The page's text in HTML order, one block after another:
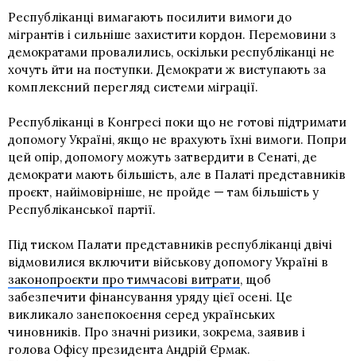
Республіканці вимагають посилити вимоги до
мігрантів і сильніше захистити кордон. Перемовини з
демократами провалились, оскільки республіканці не
хочуть йти на поступки. Демократи ж виступають за
комплексний перегляд системи міграції.
Республіканці в Конгресі поки що не готові підтримати
допомогу Україні, якщо не врахують їхні вимоги. Попри
цей опір, допомогу можуть затвердити в Сенаті, де
демократи мають більшість, але в Палаті представників
проєкт, найімовірніше, не пройде — там більшість у
Республіканської партії.
Під тиском Палати представників республіканці двічі
відмовилися включити військову допомогу Україні в
законопроєкти про тимчасові витрати, щоб
забезпечити фінансування уряду цієї осені. Це
викликало занепокоєння серед українських
чиновників. Про значні ризики, зокрема, заявив і
голова Офісу президента Андрій Єрмак.